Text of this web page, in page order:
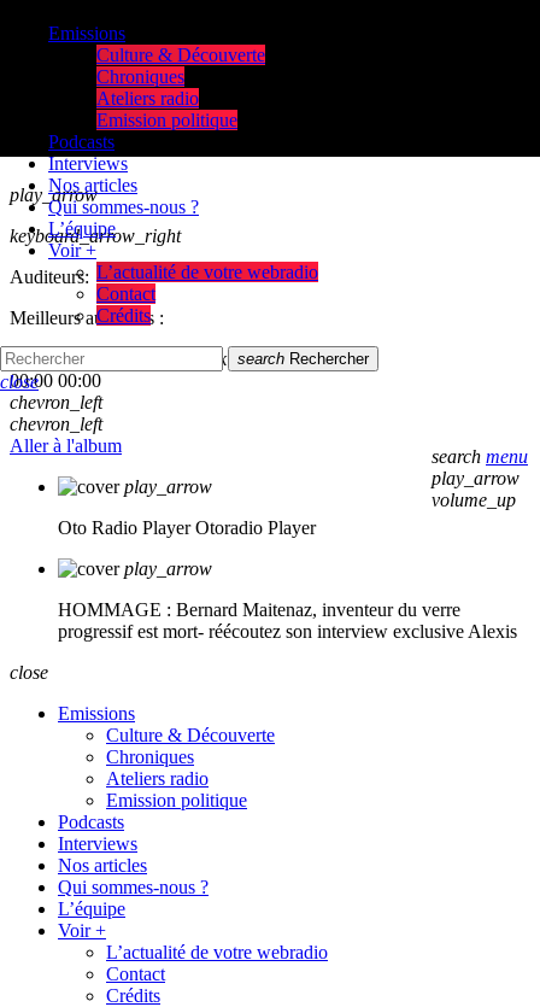
play_arrow
keyboard_arrow_right
Auditeurs:
Meilleurs auditeurs :
skip_previous
skip_next
00:00 00:00
chevron_left
chevron_left
Aller à l'album
play_arrow
Oto Radio Player Otoradio Player
play_arrow
HOMMAGE : Bernard Maitenaz, inventeur du verre
progressif est mort- réécoutez son interview exclusive Alexis
Emissions
Culture & Découverte
Chroniques
Ateliers radio
Emission politique
Podcasts
Interviews
Nos articles
Qui sommes-nous ?
L’équipe
Voir +
L’actualité de votre webradio
Contact
Crédits
search menu
play_arrow
volume_up
search Rechercher
close
close
Emissions
Culture & Découverte
Chroniques
Ateliers radio
Emission politique
Podcasts
Interviews
Nos articles
Qui sommes-nous ?
L’équipe
Voir +
L’actualité de votre webradio
Contact
Crédits